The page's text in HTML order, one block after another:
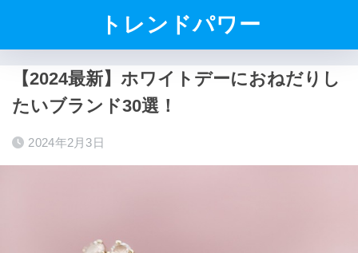
トレンドパワー
【2024最新】ホワイトデーにおねだりし
たいブランド30選！
2024年2月3日